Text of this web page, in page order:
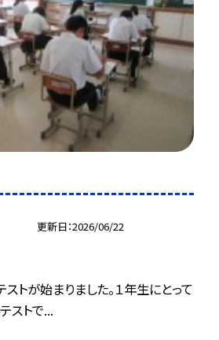
更新日 2026/06/22
トが始まりました。１年生にとって
ストで...